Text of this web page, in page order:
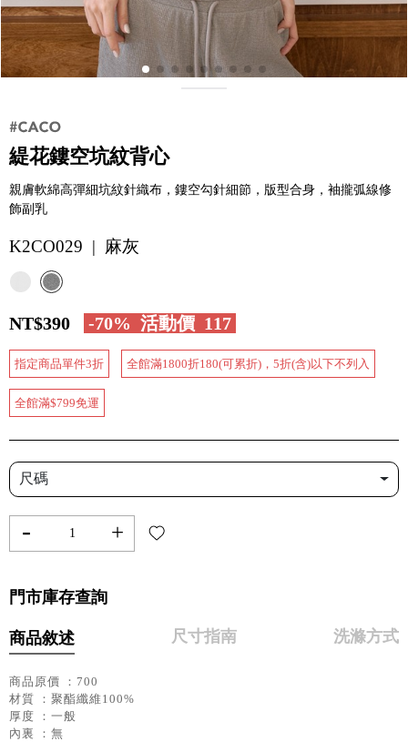
緹花鏤空坑紋背心
親膚軟綿高彈細坑紋針織布，鏤空勾針細節，版型合身，袖攏弧線修
飾副乳
K2CO029 | 麻灰
NT$390 -70% 活動價 117
指定商品單件3折 全館滿1800折180(可累折)，5折(含)以下不列入
全館滿$799免運
尺碼
- +
門市庫存查詢
商品敘述 尺寸指南 洗滌方式
商品原價 ：700
材質 ：聚酯纖維100%
厚度 ：一般
內裏 ：無